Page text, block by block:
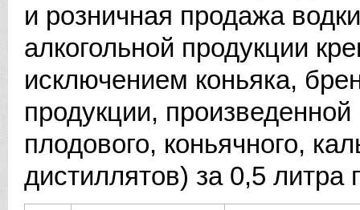
и розничная продажа
алкогольной продукции
исключением коньяка,
продукции, произведенной
плодового, коньячного,
дистиллятов) за 0,5 литра